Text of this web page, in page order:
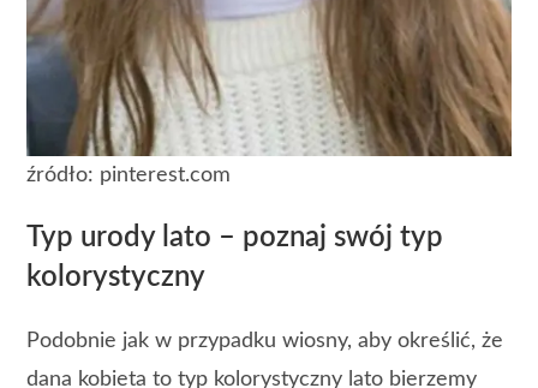
źródło: pinterest.com
Typ urody lato – poznaj swój typ
kolorystyczny
Podobnie jak w przypadku wiosny, aby określić, że
dana kobieta to typ kolorystyczny lato bierzemy